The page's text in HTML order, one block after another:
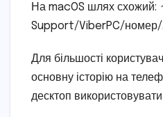
На macOS шлях
Support/ViberPC/номер/.
Для більшості
основну історію на
десктоп